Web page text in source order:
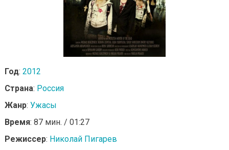
Год: 2012
Страна: Россия
Жанр: Ужасы
Время: 87 мин. / 01:27
Режиссер: Николай Пигарев